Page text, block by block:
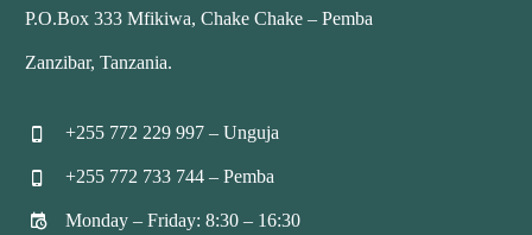
P.O.Box 333 Mfikiwa, Chake Chake – Pemba
Zanzibar, Tanzania.

 +255 772 229 997 – Unguja

 +255 772 733 744 – Pemba

 Monday – Friday: 8:30 – 16:30